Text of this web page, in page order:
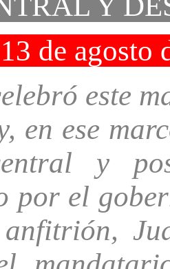
de agosto
este
en ese
y
por el
anfitrión,